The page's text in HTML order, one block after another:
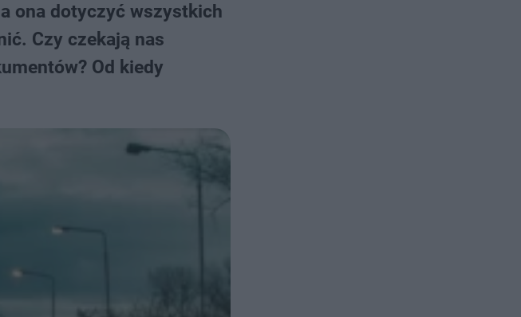
ona dotyczyć wszystkich
Czy czekają nas
Od kiedy